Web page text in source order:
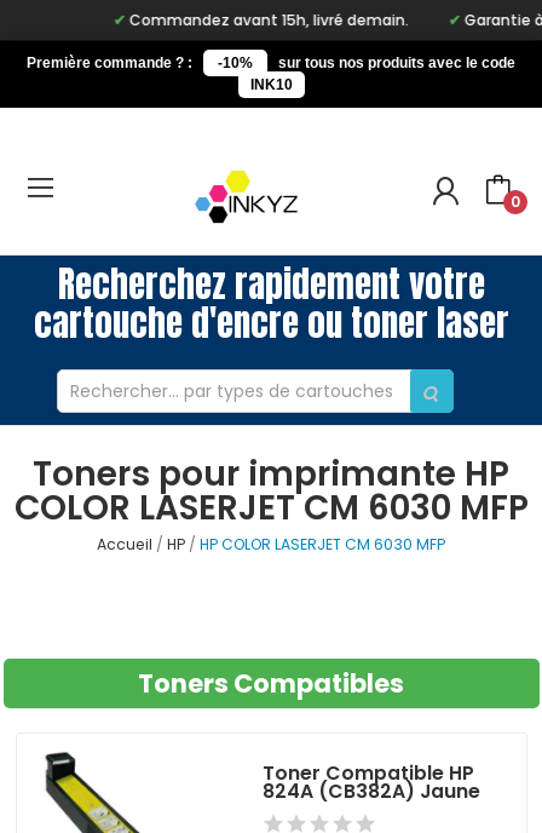
Commandez avant 15h, livré demain. Garantie à
Première commande ? : -10%
sur tous nos produits avec le code
INK10
0
Recherchez rapidement votre
cartouche d'encre ou toner laser
Toners pour imprimante HP
COLOR LASERJET CM 6030 MFP
Accueil HP HP COLOR LASERJET CM 6030 MFP
Toners Compatibles
Toner Compatible HP
824A (CB382A) Jaune